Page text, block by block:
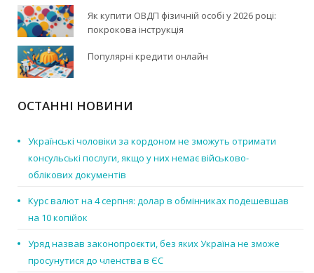
Як купити ОВДП фізичній особі у 2026 році:
покрокова інструкція
Популярні кредити онлайн
ОСТАННІ НОВИНИ
Українські чоловіки за кордоном не зможуть отримати
консульські послуги, якщо у них немає військово-
облікових документів
Курс валют на 4 серпня: долар в обмінниках подешевшав
на 10 копійок
Уряд назвав законопроєкти, без яких Україна не зможе
просунутися до членства в ЄС